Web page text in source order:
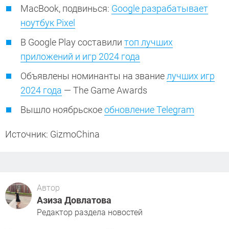
MacBook, подвинься: Google разрабатывает
ноутбук Pixel
В Google Play составили топ лучших
приложений и игр 2024 года
Объявлены номинанты на званиелучших игр
2024 года — The Game Awards
Вышло ноябрьскоеобновление Telegram
Источник: GizmoChina
Автор
Азиза Довлатова
Редактор раздела новостей